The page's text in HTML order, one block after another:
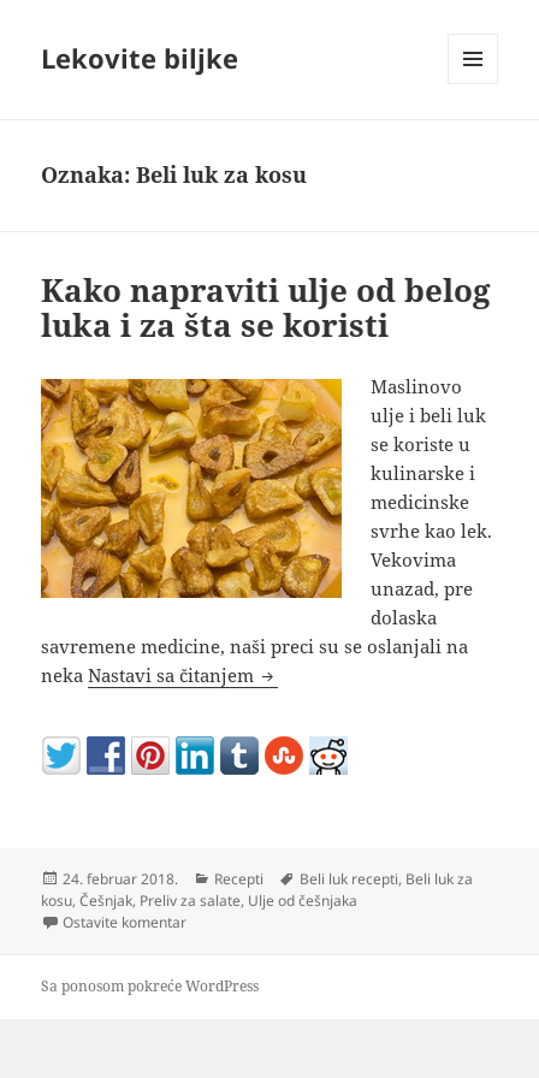
Lekovite biljke
Oznaka:Beli luk za kosu
Kako napraviti ulje od belog
luka i za šta se koristi
Maslinovo
ulje i beli luk
se koriste u
kulinarske i
medicinske
svrhe kao lek.
Vekovima
unazad, pre
dolaska
savremene medicine, naši preci su se oslanjali na
nekaNastavi sa čitanjem Kako napraviti ulje od belog
Objavljeno
24. februar 2018. Kategorije
Recepti Oznake
Beli luk recepti, Beli luk za
kosu,Češnjak, Preliv za salate, Ulje od češnjaka
Ostavite komentarna Kako napraviti ulje od belog luka i za šta se koristi
Sa ponosom pokreće WordPress